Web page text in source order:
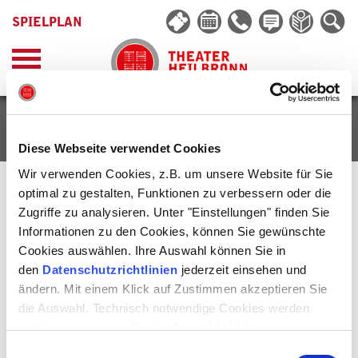
Diese Webseite verwendet Cookies
Wir verwenden Cookies, z.B. um unsere Website für Sie
optimal zu gestalten, Funktionen zu verbessern oder die
Zugriffe zu analysieren. Unter "Einstellungen" finden Sie
Informationen zu den Cookies, können Sie gewünschte
Cookies auswählen. Ihre Auswahl können Sie in
den Datenschutzrichtlinien jederzeit einsehen und
ändern. Mit einem Klick auf Zustimmen akzeptieren Sie
die Auswahl. Technisch notwendige Cookies werden
auch gesetzt, wenn Sie die Auswahl ablehnen.
SPIELPLAN
UNSERE ANGEBOTE
THEATERCARD
GUTSCHEINE
KINO- UND THEATERABO